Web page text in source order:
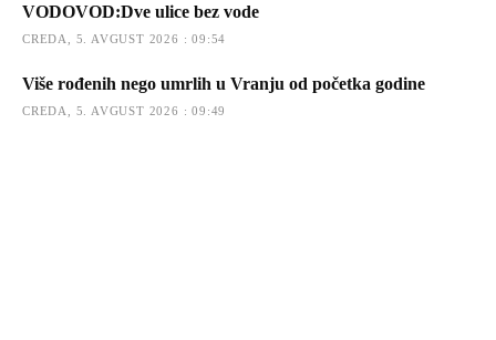
VODOVOD:Dve ulice bez vode
CREDA, 5. AVGUST 2026 : 09:54
Više rođenih nego umrlih u Vranju od početka godine
CREDA, 5. AVGUST 2026 : 09:49